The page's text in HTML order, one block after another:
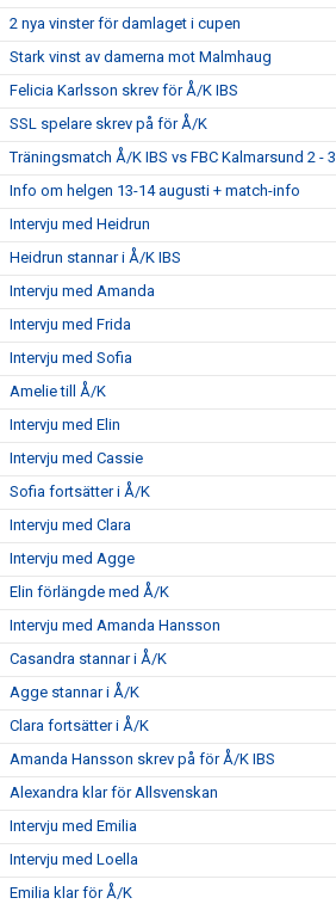
2 nya vinster för damlaget i cupen
Stark vinst av damerna mot Malmhaug
Felicia Karlsson skrev för Å/K IBS
SSL spelare skrev på för Å/K
Träningsmatch Å/K IBS vs FBC Kalmarsund 2 - 3
Info om helgen 13-14 augusti + match-info
Intervju med Heidrun
Heidrun stannar i Å/K IBS
Intervju med Amanda
Intervju med Frida
Intervju med Sofia
Amelie till Å/K
Intervju med Elin
Intervju med Cassie
Sofia fortsätter i Å/K
Intervju med Clara
Intervju med Agge
Elin förlängde med Å/K
Intervju med Amanda Hansson
Casandra stannar i Å/K
Agge stannar i Å/K
Clara fortsätter i Å/K
Amanda Hansson skrev på för Å/K IBS
Alexandra klar för Allsvenskan
Intervju med Emilia
Intervju med Loella
Emilia klar för Å/K